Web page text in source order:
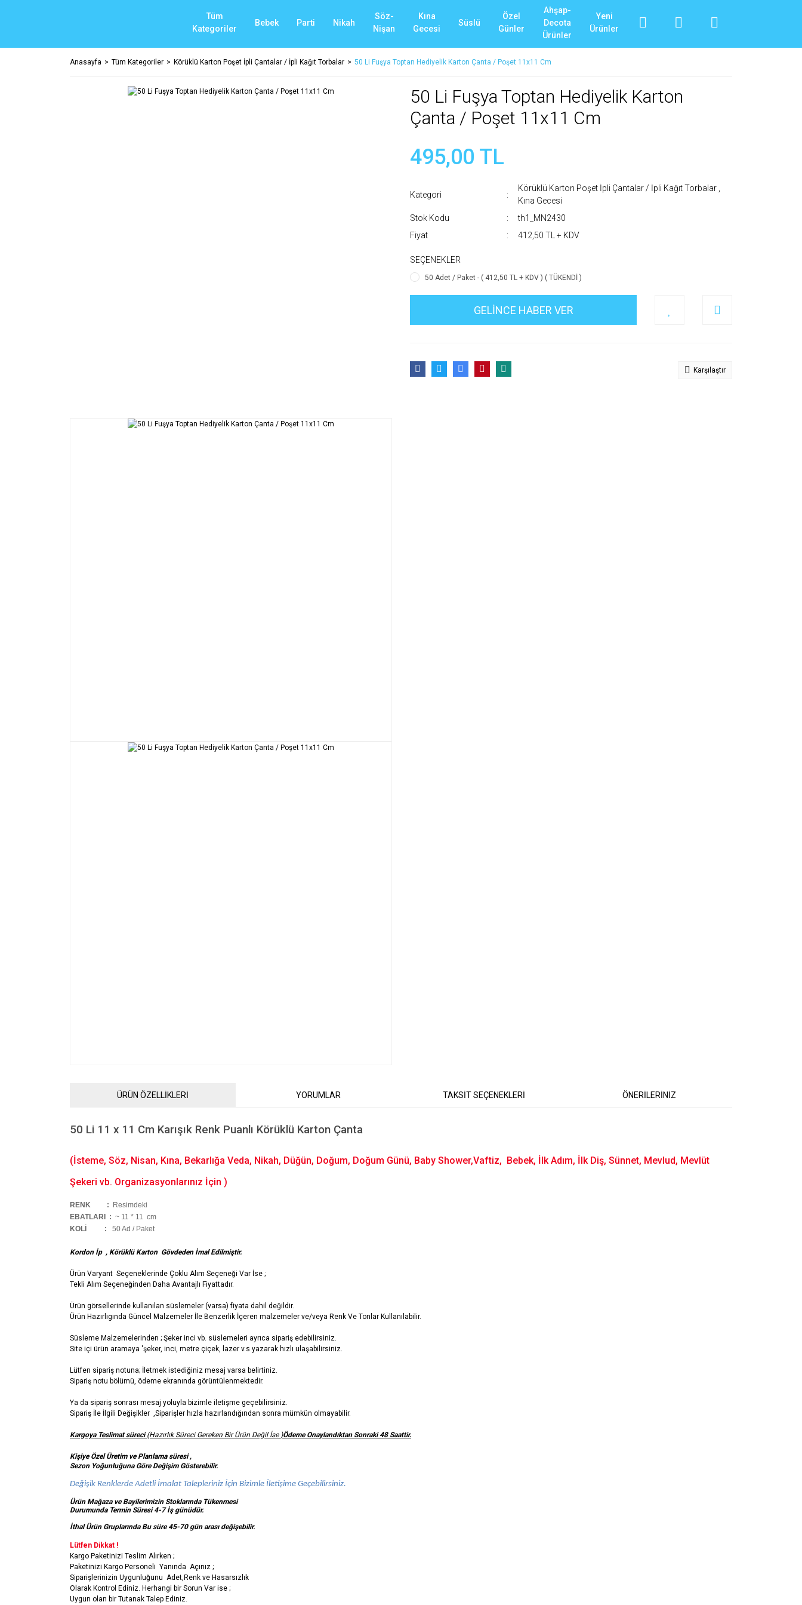
Tüm
Kategoriler
Bebek Parti Nikah
Söz-
Nişan
Kına
Gecesi
Süslü
Özel
Günler
Ahşap-
Decota
Ürünler
Yeni
Ürünler
Anasayfa Tüm Kategoriler Körüklü Karton Poşet İpli Çantalar / İpli Kağıt Torbalar 50 Li Fuşya Toptan Hediyelik Karton Çanta / Poşet 11x11 Cm
50 Li Fuşya Toptan Hediyelik Karton
Çanta / Poşet 11x11 Cm
495,00 TL
Kategori
Körüklü Karton Poşet İpli Çantalar / İpli Kağıt Torbalar
Kına Gecesi
Stok Kodu
th1_MN2430
Fiyat
412,50 TL + KDV
SEÇENEKLER
50 Adet / Paket - ( 412,50 TL + KDV ) ( TÜKENDİ )
GELİNCE HABER VER
Karşılaştır
ÜRÜN ÖZELLİKLERİ YORUMLAR TAKSİT SEÇENEKLERİ ÖNERİLERİNİZ
50 Li 11 x 11 Cm Karışık Renk Puanlı Körüklü Karton Çanta
(İsteme, Söz, Nisan, Kına, Bekarlığa Veda, Nikah, Düğün, Doğum, Doğum Günü, Baby Shower,Vaftiz, Bebek, İlk Adım, İlk Diş, Sünnet, Mevlud, Mevlüt
Şekeri vb. Organizasyonlarınız İçin )
RENK :
Resimdeki
EBATLARI : ~ 11 * 11 cm
KOLİ
: 50 Ad / Paket
Kordon İp , Körüklü Karton Gövdeden İmal Edilmiştir.
Ürün Varyant Seçeneklerinde Çoklu Alım Seçeneği Var İse ;
Tekli Alım Seçeneğinden Daha Avantajlı Fiyattadır.
Ürün görsellerinde kullanılan süslemeler (varsa) fiyata dahil değildir.
Ürün Hazırlıgında Güncel Malzemeler İle Benzerlik İçeren malzemeler ve/veya Renk Ve Tonlar Kullanılabilir.
Süsleme Malzemelerinden ; Şeker inci vb. süslemeleri ayrıca sipariş edebilirsiniz.
Site içi ürün aramaya 'şeker, inci, metre çiçek, lazer v.s yazarak hızlı ulaşabilirsiniz.
Lütfen sipariş notuna; İletmek istediğiniz mesaj varsa belirtiniz.
Sipariş notu bölümü, ödeme ekranında görüntülenmektedir.
Ya da sipariş sonrası mesaj yoluyla bizimle iletişme geçebilirsiniz.
Sipariş İle İlgili Değişikler ,Siparişler hızla hazırlandığından sonra mümkün olmayabilir.
Kargoya Teslimat süreci(Hazırlık Süreci Gereken Bir Ürün Değil İse )Ödeme Onaylandıktan Sonraki 48 Saattir.
Kişiye Özel Üretim ve Planlama süresi ,
Sezon Yoğunluğuna Göre Değişim Gösterebilir.
Değişik Renklerde Adetli İmalat Talepleriniz İçin Bizimle İletişime Geçebilirsiniz.
Ürün Mağaza ve Bayilerimizin Stoklarında Tükenmesi
Durumunda Termin Süresi 4-7 İş günüdür.
İthal Ürün Gruplarında Bu süre 45-70 gün arası değişebilir.
Lütfen Dikkat !
Kargo Paketinizi Teslim Alırken ;
Paketinizi Kargo Personeli Yanında Açınız ;
Siparişlerinizin Uygunluğunu Adet,Renk ve Hasarsızlık
Olarak Kontrol Ediniz. Herhangi bir Sorun Var ise ;
Uygun olan bir Tutanak Talep Ediniz.